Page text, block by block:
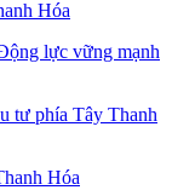
Hóa
lực vững mạnh
tư phía Tây Thanh
Hóa